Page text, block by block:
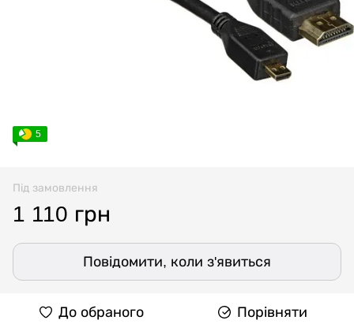
5
Під замовлення
1 110 грн
Повідомити, коли з'явиться
До обраного Порівняти